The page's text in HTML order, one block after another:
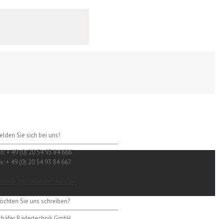
Sie sich bei uns!
+ 49 (0) 20 54 93 84 666
+ 49 (0) 20 54 93 84 667
Sie uns schreiben?